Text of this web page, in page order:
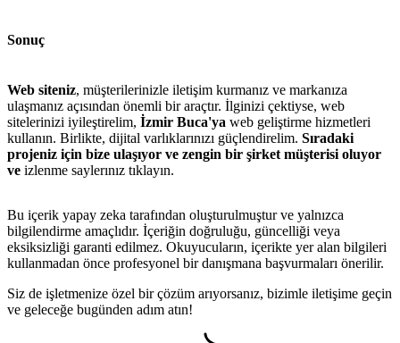
İletişim
Sonuç
Web siteniz, müşterilerinizle iletişim kurmanız ve markanıza
ulaşmanız açısından önemli bir araçtır. İlginizi çektiyse, web
sitelerinizi iyileştirelim, İzmir Buca'ya web geliştirme hizmetleri
kullanın. Birlikte, dijital varlıklarınızı güçlendirelim. Sıradaki
projeniz için bize ulaşıyor ve zengin bir şirket müşterisi oluyor
ve izlenme saylerınız tıklayın.
Bu içerik yapay zeka tarafından oluşturulmuştur ve yalnızca
bilgilendirme amaçlıdır. İçeriğin doğruluğu, güncelliği veya
eksiksizliği garanti edilmez. Okuyucuların, içerikte yer alan bilgileri
kullanmadan önce profesyonel bir danışmana başvurmaları önerilir.
Siz de işletmenize özel bir çözüm arıyorsanız, bizimle iletişime geçin
ve geleceğe bugünden adım atın!